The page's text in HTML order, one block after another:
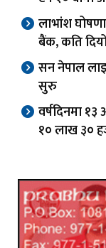
लाभांश
बैंक, कति
सन नेपाल
सुरु
वर्षदिनमा
१० लाख ३०